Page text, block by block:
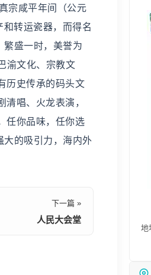
宗咸平年间（公元
转运瓷器，而得名
盛一时，美誉为
渝文化、宗教文
历史传承的码头文
唱、火龙表演，
任你品味，任你选
大的吸引力，海内外
下一篇 »
人民大会堂
地